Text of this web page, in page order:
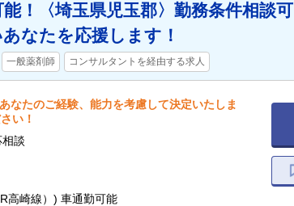
！〈埼玉県児玉郡〉勤務条件相談可
なたを応援します！
一般薬剤師 コンサルタントを経由する求人
なたのご経験、能力を考慮して決定いたしま
い！
談
高崎線）) 車通勤可能